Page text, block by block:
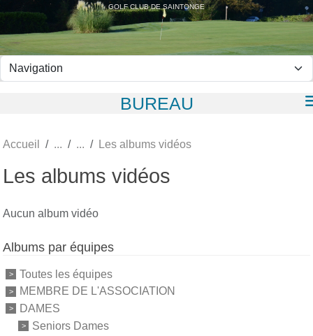
GOLF CLUB DE SAINTONGE
BUREAU
Accueil Les albums vidéos
Les albums vidéos
Aucun album vidéo
Albums par équipes
Toutes les équipes
MEMBRE DE L'ASSOCIATION
DAMES
Seniors Dames
Panneau de gestion des cookies